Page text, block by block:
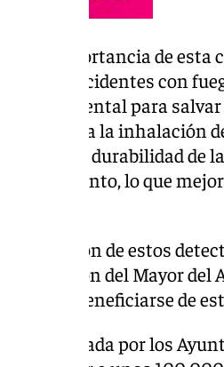
la importancia de
ante accidentes con
fundamental para
se deben a la inhalación
La durabilidad de
lo que
instalación de estos
Delegación del Mayor
podrán beneficiarse de
respaldada por los